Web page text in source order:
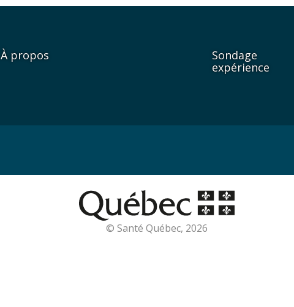
À propos
Sondage
expérience
© Santé Québec, 2026